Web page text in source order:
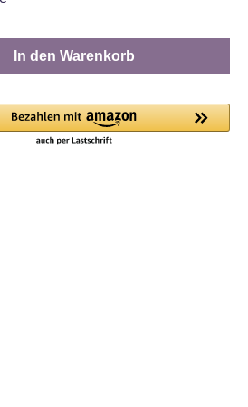
Wert ein
In den Warenkorb